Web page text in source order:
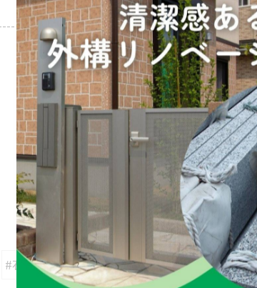
一覧に戻る
関連タグ
#石 #活用 #土留め #スロープ #階段